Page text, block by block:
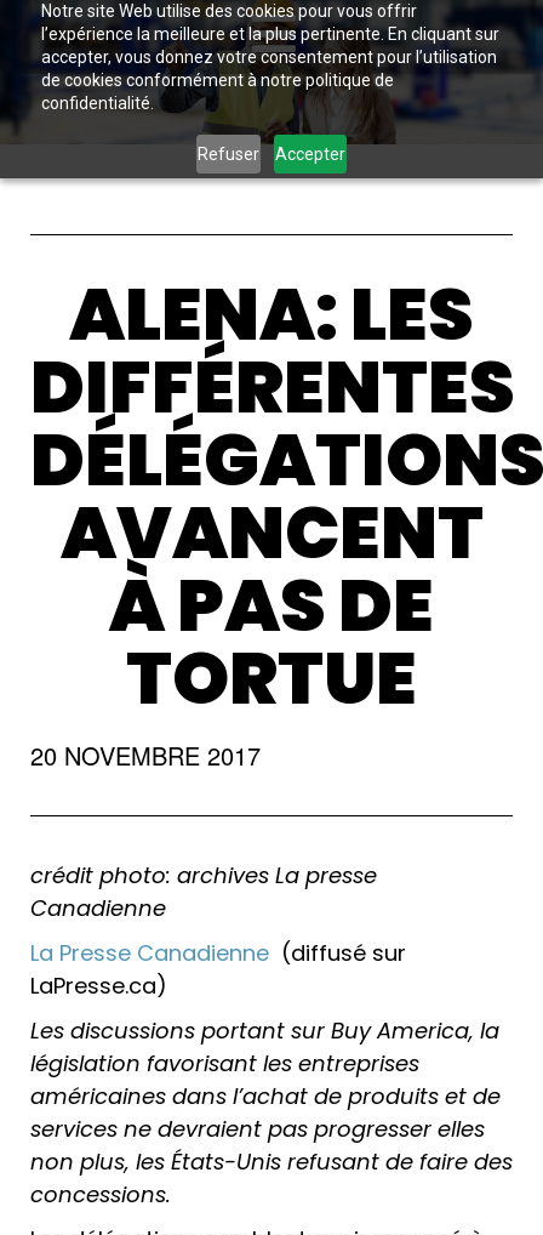
Notre site Web utilise des cookies pour vous offrir
l’expérience la meilleure et la plus pertinente. En cliquant sur
accepter, vous donnez votre consentement pour l’utilisation
de cookies conformément à notre politique de
confidentialité.
Refuser Accepter
ALENA: LES
DIFFÉRENTES
AVANCENT
À PAS DE
TORTUE
20 NOVEMBRE 2017
crédit photo: archives La presse
Canadienne
La Presse Canadienne (diffusé sur
LaPresse.ca)
Les discussions portant sur Buy America, la
législation favorisant les entreprises
américaines dans l’achat de produits et de
services ne devraient pas progresser elles
non plus, les États-Unis refusant de faire des
concessions.